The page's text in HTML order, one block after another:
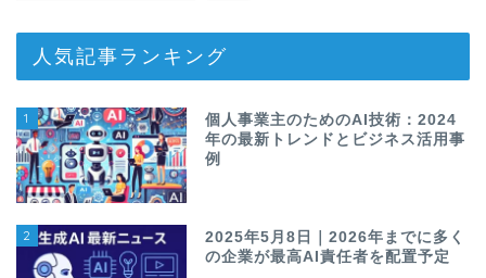
人気記事ランキング
1
個人事業主のためのAI技術：2024
年の最新トレンドとビジネス活用事
例
2
2025年5月8日｜2026年までに多く
の企業が最高AI責任者を配置予定